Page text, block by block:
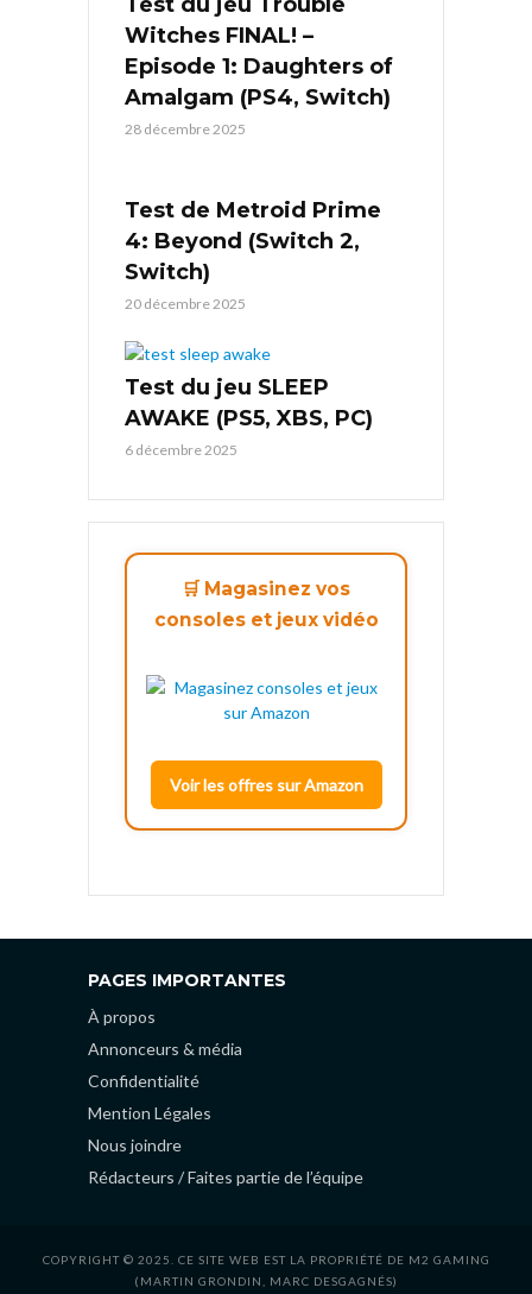
Witches FINAL! –
Episode 1: Daughters of
Amalgam (PS4, Switch)
28 décembre 2025
Test de Metroid Prime
4: Beyond (Switch 2,
Switch)
20 décembre 2025
Test du jeu SLEEP
AWAKE (PS5, XBS, PC)
6 décembre 2025
🛒 Magasinez vos
consoles et jeux vidéo
Voir les offres sur Amazon
PAGES IMPORTANTES
À propos
Annonceurs & média
Confidentialité
Mention Légales
Nous joindre
Rédacteurs / Faites partie de l’équipe
COPYRIGHT © 2025. CE SITE WEB EST LA PROPRIÉTÉ DE M2 GAMING
(MARTIN GRONDIN, MARC DESGAGNÉS)